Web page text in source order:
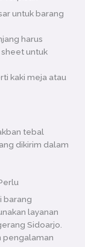
untuk barang
harus
untuk
kaki meja atau
tebal
dikirim dalam
barang
layanan
Sidoarjo.
pengalaman